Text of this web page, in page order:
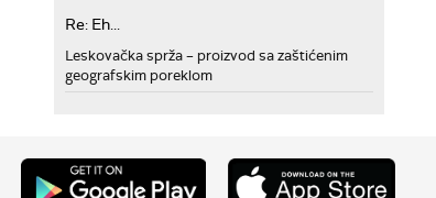
Re: Eh...
Leskovačka sprža – proizvod sa zaštićenim
geografskim poreklom